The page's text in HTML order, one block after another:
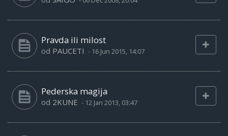
Pravda ili milost
od PAUCETI - 16 Jun 2015, 14:07
Pederska magija
od 2KUNE - 12 Jan 2013, 03:47